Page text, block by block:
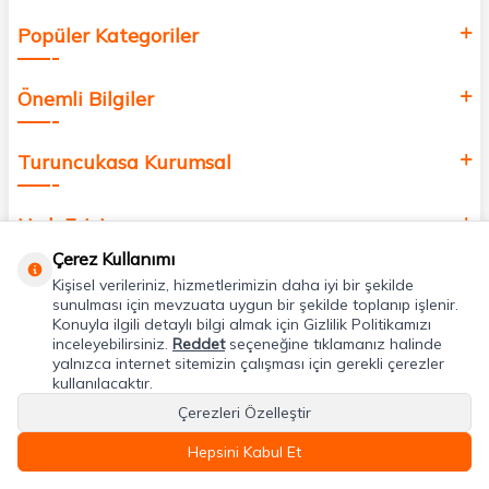
Popüler Kategoriler
Önemli Bilgiler
Turuncukasa Kurumsal
Hızlı Erişim
Uygulamalarımız
Adres & İletişim
Çerez Kullanımı
Kişisel verileriniz, hizmetlerimizin daha iyi bir şekilde
sunulması için mevzuata uygun bir şekilde toplanıp işlenir.
Konuyla ilgili detaylı bilgi almak için Gizlilik Politikamızı
inceleyebilirsiniz. Reddetseçeneğine tıklamanız halinde
yalnızca internet sitemizin çalışması için gerekli çerezler
kullanılacaktır.
Çerezleri Özelleştir
Hepsini Kabul Et